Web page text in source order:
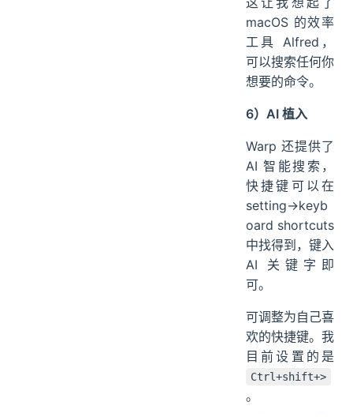
macOS 的效率
工具 Alfred，
可以搜索任何你
想要的命令。
6）AI 植入
Warp 还提供了
AI 智能搜索，
快捷键可以在
setting→keyb
oard shortcuts
中找得到，键入
AI 关键字即
可。
可调整为自己喜
欢的快捷键。我
目前设置的是
Ctrl+shift+>
。